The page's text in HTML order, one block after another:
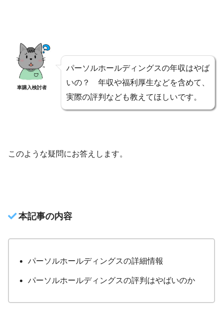
車購入検討者
パーソルホールディングスの年収はやば
いの？ 年収や福利厚生などを含めて、
実際の評判なども教えてほしいです。
このような疑問にお答えします。
本記事の内容
パーソルホールディングスの詳細情報
パーソルホールディングスの評判はやばいのか